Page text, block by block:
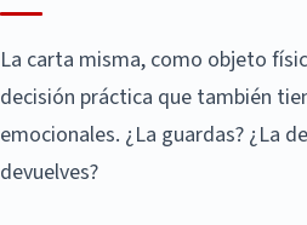
La carta misma, como objeto
decisión práctica que también
emocionales. ¿La guardas? ¿La
devuelves?